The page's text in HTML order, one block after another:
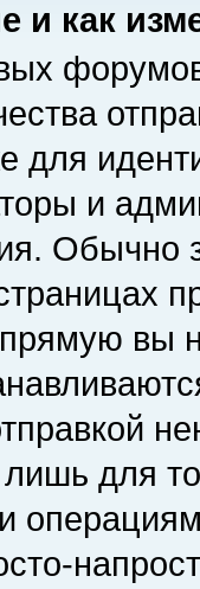
и как
для
и
Обычно
вы
для